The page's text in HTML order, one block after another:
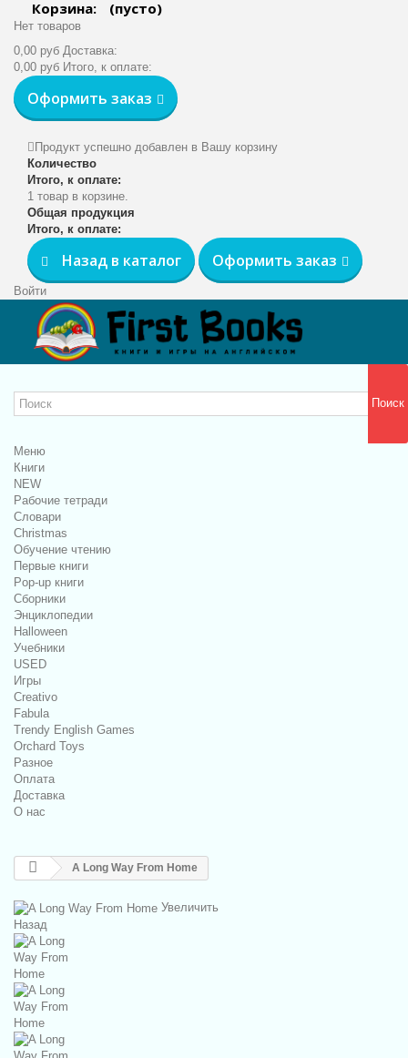
Корзина: (пусто)
Нет товаров
0,00 руб Доставка:
0,00 руб Итого, к оплате:
Оформить заказ
Продукт успешно добавлен в Вашу корзину
Количество
Итого, к оплате:
1 товар в корзине.
Общая продукция
Итого, к оплате:
Назад в каталог Оформить заказ
Войти
Поиск
Меню
Книги
NEW
Рабочие тетради
Словари
Christmas
Обучение чтению
Первые книги
Pop-up книги
Сборники
Энциклопедии
Halloween
Учебники
USED
Игры
Creativo
Fabula
Trendy English Games
Orchard Toys
Разное
Оплата
Доставка
О нас
A Long Way From Home
Увеличить
Назад